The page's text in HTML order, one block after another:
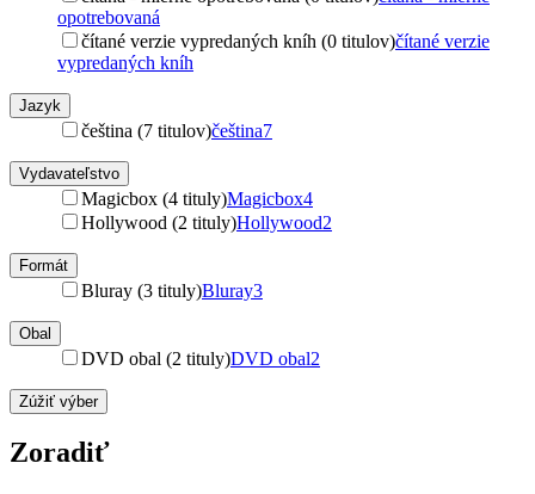
opotrebovaná
čítané verzie vypredaných kníh (0 titulov)čítané verzie
vypredaných kníh
Jazyk
čeština (7 titulov)čeština7
Vydavateľstvo
Magicbox (4 tituly)Magicbox4
Hollywood (2 tituly)Hollywood2
Formát
Bluray (3 tituly)Bluray3
Obal
DVD obal (2 tituly)DVD obal2
Zúžiť výber
Zoradiť